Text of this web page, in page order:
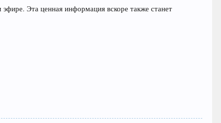
Эта ценная информация вскоре также станет